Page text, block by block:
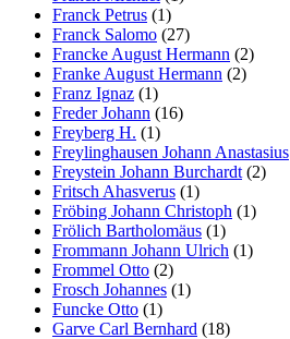
Franck Petrus (1)
Franck Salomo (27)
Francke August Hermann (2)
Franke August Hermann (2)
Franz Ignaz (1)
Freder Johann (16)
Freyberg H. (1)
Freylinghausen Johann Anastasius
Freystein Johann Burchardt (2)
Fritsch Ahasverus (1)
Fröbing Johann Christoph (1)
Frölich Bartholomäus (1)
Frommann Johann Ulrich (1)
Frommel Otto (2)
Frosch Johannes (1)
Funcke Otto (1)
Garve Carl Bernhard (18)